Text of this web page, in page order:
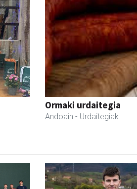
Ormaki urdaitegia
Andoain - Urdaitegiak